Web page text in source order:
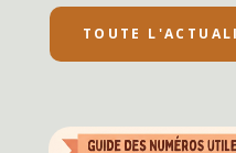
TOUTE